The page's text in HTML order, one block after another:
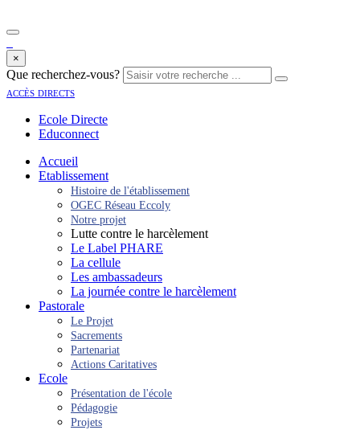
×
Que recherchez-vous?
accès directs
Ecole Directe
Educonnect
Accueil
Etablissement
Histoire de l'établissement
OGEC Réseau Eccoly
Notre projet
Lutte contre le harcèlement
Le Label PHARE
La cellule
Les ambassadeurs
La journée contre le harcèlement
Pastorale
Le Projet
Sacrements
Partenariat
Actions Caritatives
Ecole
Présentation de l'école
Pédagogie
Projets